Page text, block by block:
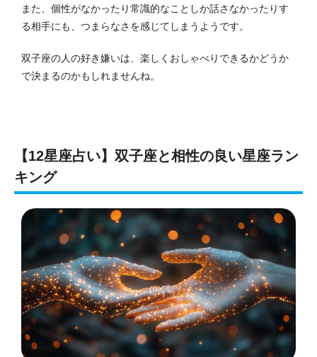
また、個性がなかったり常識的なことしか話さなかったりす
る相手にも、つまらなさを感じてしまうようです。
双子座の人の好き嫌いは、楽しくおしゃべりできるかどうか
で決まるのかもしれませんね。
【12星座占い】双子座と相性の良い星座ラン
キング